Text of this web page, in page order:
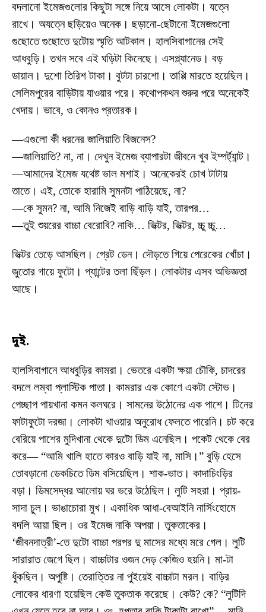
বদলানো ইমেজগুলোর কিছুটা সঙ্গে নিয়ে আসে লোকটা। যত্নে
রাখে। অযত্নে ছড়িয়েও অনেক। ছড়ানো-ছেটানো ইমেজগুলো
গুছোতে গুছোতে দুটোয় স্মৃতি আটকাল। হালসিবাগানের সেই
আধবুড়ি। তখন সবে এই ঘড়িটা কিনেছে। এসপ্ল্যানেড। বড়
ডায়াল। দুশো তিরিশ টাকা। বুটটা চারশো। তাপ্পি মারতে হয়েছিল।
সেলিমপুরের বাড়িটায় যাওয়ার পরে। কথোপকথন শুরুর পরে অনেকেই
খেদায়। ভাবে, ও কোনও প্রতারক।
—এগুলো কী ধরনের জালিয়াতি বিজনেস?
—জালিয়াতি? না, না। দেখুন ইমেজ ব্যাপারটা জীবনে খুব ইম্পর্ট্যান্ট।
—আমাদের ইমেজ যথেষ্ট ভাল মশাই। অনেকেরই চোখ টাটায়
তাতে। এই, তোকে হারামি সুমনটা পাঠিয়েছে, না?
—কে সুমন? না, আমি নিজেই বাড়ি বাড়ি যাই, তারপর…
—তুই শুয়রের বাচ্চা বেরোবি? নাকি… ভিক্টর, ভিক্টর, চ্চু চ্চু…
ভিক্টর তেড়ে আসছিল। গ্রেট ডেন। দৌড়তে গিয়ে পেরেকের খোঁচা।
জুতোর গায়ে ফুটো। প্যান্টের তলা ছিঁড়ল। লোকটার এসব অভিজ্ঞতা
আছে।
দুই.
হালসিবাগানে আধবুড়ির কামরা। ভেতরে একটা ক্ষয়া চৌকি, চাদরের
বদলে লম্বা প্লাস্টিক পাতা। কামরার এক কোণে একটা স্টোভ।
পেচ্ছাপ পায়খানা কমন কলঘরে। সামনের উঠোনের এক পাশে। টিনের
ফাটাফুটো দরজা। লোকটা খাওয়ার অনুরোধ ফেলতে পারেনি। চট করে
বেরিয়ে পাশের মুদিখানা থেকে দুটো ডিম এনেছিল। পকেট থেকে বের
করে— “আমি খালি হাতে কারও বাড়ি যাই না, মাসি।” বুড়ি হেসে
তোবড়ানো ডেকচিতে ডিম বসিয়েছিল। শাক-ভাত। কাদাচিংড়ির
বড়া। ডিমসেদ্ধর আলোয় ঘর ভরে উঠেছিল। লুটি সহরা। প্রায়-
সাদা চুল। ভাঙাচোরা মুখ। একাধিক আধা-বেআইনি নার্সিংহোমে
বদলি আয়া ছিল। ওর ইমেজ নাকি অপয়া। তুকতাকের।
‘জীবনদাত্রী’-তে দুটো বাচ্চা পরপর দু মাসের মধ্যে মরে গেল। লুটি
সারারাত জেগে ছিল। বাচ্চাটার ওজন দেড় কেজিও হয়নি। মা-টা
ধুঁকছিল। অপুষ্টি। তেরাত্তির না পুইয়েই বাচ্চাটা মরল। বাড়ির
লোকের ধারণা হয়েছিল কেউ তুকতাক করেছে। কেউ? কে? “লুটিদি